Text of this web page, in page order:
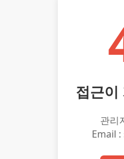
접근이
관리
Email